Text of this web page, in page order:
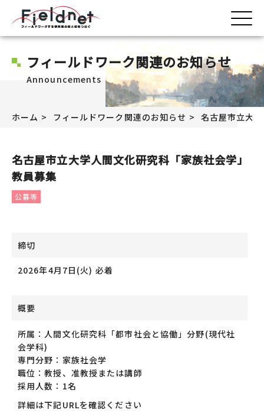
フィールドワーク関連のお知らせ
Announcements
ホーム フィールドワーク関連のお知らせ 名古屋市立大
名古屋市立大学人間文化研究科「家族社会学」
教員募集
公募等
締切
2026年4月7日(火) 必着
概要
所属：人間文化研究科「都市社会と協働」分野(現代社
会学科)
専門分野：家族社会学
職位：教授、准教授または講師
採用人数：1名
詳細は下記URLを確認ください